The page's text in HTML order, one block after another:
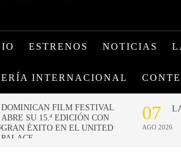
ESTRENOS NOTICIAS
INTERNACIONAL